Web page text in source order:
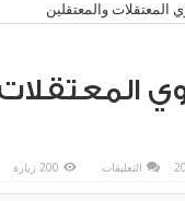
والمعتقلين
التعليقات 200 زيارة